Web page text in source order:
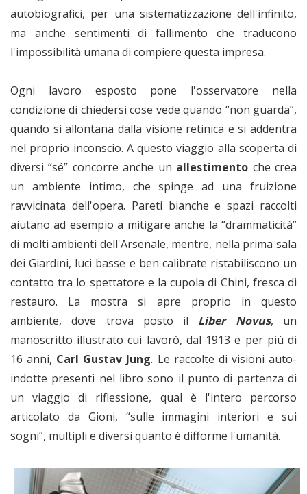
autobiografici, per una sistematizzazione dell'infinito,
ma anche sentimenti di fallimento che traducono
l'impossibilità umana di compiere questa impresa.
Ogni lavoro esposto pone l'osservatore nella
condizione di chiedersi cose vede quando “non guarda”,
quando si allontana dalla visione retinica e si addentra
nel proprio inconscio. A questo viaggio alla scoperta di
diversi “sé” concorre anche un allestimento che crea
un ambiente intimo, che spinge ad una fruizione
ravvicinata dell'opera. Pareti bianche e spazi raccolti
aiutano ad esempio a mitigare anche la “drammaticità”
di molti ambienti dell'Arsenale, mentre, nella prima sala
dei Giardini, luci basse e ben calibrate ristabiliscono un
contatto tra lo spettatore e la cupola di Chini, fresca di
restauro. La mostra si apre proprio in questo
ambiente, dove trova posto il Liber Novus, un
manoscritto illustrato cui lavorò, dal 1913 e per più di
16 anni, Carl Gustav Jung. Le raccolte di visioni auto-
indotte presenti nel libro sono il punto di partenza di
un viaggio di riflessione, qual è l'intero percorso
articolato da Gioni, “sulle immagini interiori e sui
sogni”, multipli e diversi quanto è difforme l'umanità.